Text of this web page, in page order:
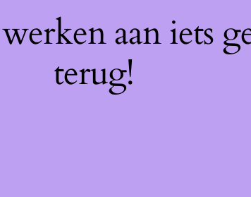
aan iets
terug!